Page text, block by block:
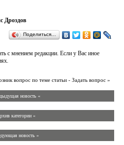
Дроздов
Поделиться…
с мнением редакции. Если у Вас иное
вопрос по теме статьи - Задать вопрос »
новость «
категории «
новость »